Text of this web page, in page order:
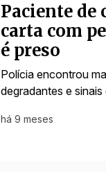
Paciente de
carta com
é preso
Polícia encontrou
degradantes e
há 9 meses